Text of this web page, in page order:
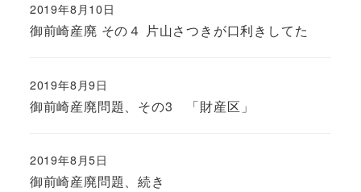
御前崎産廃 その４ 片山さつきが口利きしてた
2019年8月10日
御前崎産廃問題、その3 「財産区」
2019年8月9日
御前崎産廃問題、続き
2019年8月5日